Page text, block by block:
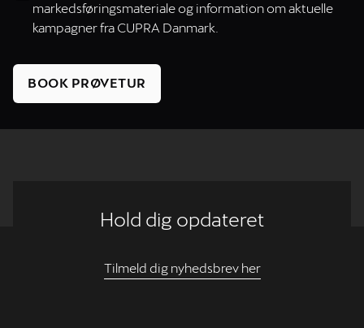
markedsføringsmateriale og information ​om aktuelle
kampagner fra CUPRA Danmark.
BOOK PRØVETUR
Hold dig opdateret
Tilmeld dig nyhedsbrev her